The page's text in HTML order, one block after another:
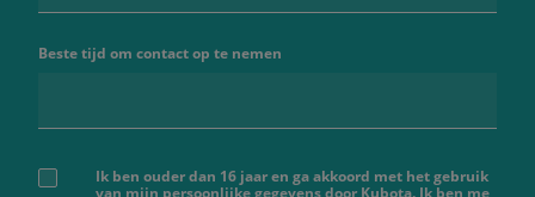
Beste tijd om contact op te nemen
Ik ben ouder dan 16 jaar en ga akkoord met het gebruik
van mijn persoonlijke gegevens door Kubota. Ik ben me